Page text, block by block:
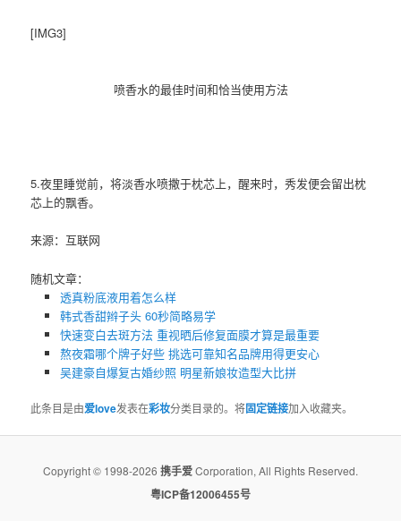
[IMG3]
喷香水的最佳时间和恰当使用方法
5.夜里睡觉前，将淡香水喷撒于枕芯上，醒来时，秀发便会留出枕
芯上的飘香。
来源：互联网
随机文章：
透真粉底液用着怎么样
韩式香甜辫子头 60秒简略易学
快速变白去斑方法 重视晒后修复面膜才算是最重要
熬夜霜哪个牌子好些 挑选可靠知名品牌用得更安心
吴建豪自爆复古婚纱照 明星新娘妆造型大比拼
此条目是由爱love发表在彩妆分类目录的。将固定链接加入收藏夹。
Copyright © 1998-2026 携手爱Corporation, All Rights Reserved.
粤ICP备12006455号